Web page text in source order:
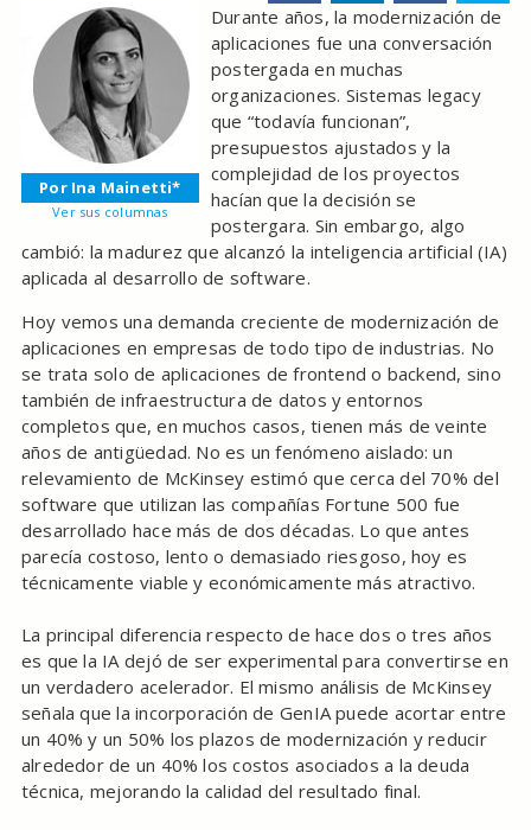
Por Ina Mainetti*
Ver sus columnas
Durante años, la modernización de
aplicaciones fue una conversación
postergada en muchas
organizaciones. Sistemas legacy
que “todavía funcionan”,
presupuestos ajustados y la
complejidad de los proyectos
hacían que la decisión se
postergara. Sin embargo, algo
cambió: la madurez que alcanzó la inteligencia artificial (IA)
aplicada al desarrollo de software.
Hoy vemos una demanda creciente de modernización de
aplicaciones en empresas de todo tipo de industrias. No
se trata solo de aplicaciones de frontend o backend, sino
también de infraestructura de datos y entornos
completos que, en muchos casos, tienen más de veinte
años de antigüedad. No es un fenómeno aislado: un
relevamiento de McKinsey estimó que cerca del 70% del
software que utilizan las compañías Fortune 500 fue
desarrollado hace más de dos décadas. Lo que antes
parecía costoso, lento o demasiado riesgoso, hoy es
técnicamente viable y económicamente más atractivo.
La principal diferencia respecto de hace dos o tres años
es que la IA dejó de ser experimental para convertirse en
un verdadero acelerador. El mismo análisis de McKinsey
señala que la incorporación de GenIA puede acortar entre
un 40% y un 50% los plazos de modernización y reducir
alrededor de un 40% los costos asociados a la deuda
técnica, mejorando la calidad del resultado final.